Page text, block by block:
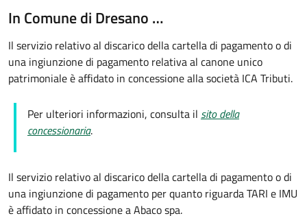
In Comune di Dresano …
Il servizio relativo al discarico della cartella di pagamento o di
una ingiunzione di pagamento relativa al canone unico
patrimoniale è affidato in concessione alla società ICA Tributi.
Per ulteriori informazioni, consulta il sito della
concessionaria.
Il servizio relativo al discarico della cartella di pagamento o di
una ingiunzione di pagamento per quanto riguarda TARI e IMU
è affidato in concessione a Abaco spa.